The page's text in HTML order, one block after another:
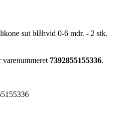
sut blåhvid 0-6 mdr. - 2 stk.
7392855155336.